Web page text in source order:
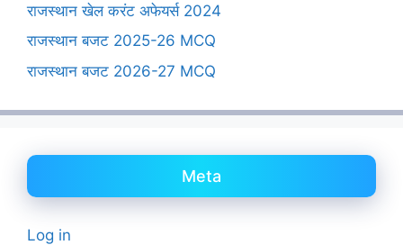
राजस्थान खेल करंट अफेयर्स 2024
राजस्थान बजट 2025-26 MCQ
राजस्थान बजट 2026-27 MCQ
Meta
Log in